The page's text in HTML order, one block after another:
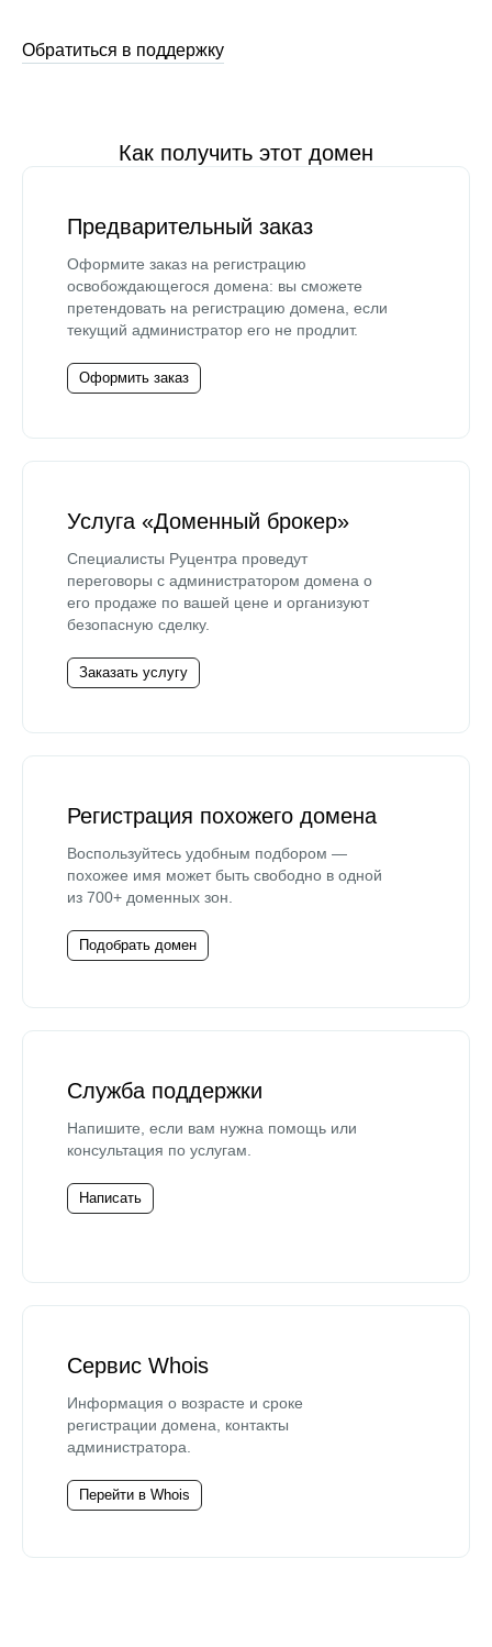
Обратиться в поддержку
Как получить этот домен
Предварительный заказ
Оформите заказ на регистрацию
освобождающегося домена: вы сможете
претендовать на регистрацию домена, если
текущий администратор его не продлит.
Оформить заказ
Услуга «Доменный брокер»
Специалисты Руцентра проведут
переговоры с администратором домена о
его продаже по вашей цене и организуют
безопасную сделку.
Заказать услугу
Регистрация похожего домена
Воспользуйтесь удобным подбором —
похожее имя может быть свободно в одной
из 700+ доменных зон.
Подобрать домен
Служба поддержки
Напишите, если вам нужна помощь или
консультация по услугам.
Написать
Сервис Whois
Информация о возрасте и сроке
регистрации домена, контакты
администратора.
Перейти в Whois